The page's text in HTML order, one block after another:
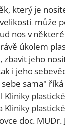
který je
může
nos v
úkolem
zbavit jeho
i jeho
sama"
Kliniky
doc. MUDr.